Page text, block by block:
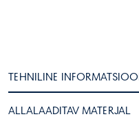
TEHNILINE
ALLALAADITAV MATERJAL